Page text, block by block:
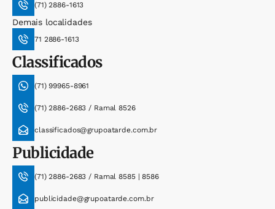
(71) 2886-1613
Demais localidades
71 2886-1613
Classificados
(71) 99965-8961
(71) 2886-2683 / Ramal 8526
classificados@grupoatarde.com.br
Publicidade
(71) 2886-2683 / Ramal 8585 | 8586
publicidade@grupoatarde.com.br